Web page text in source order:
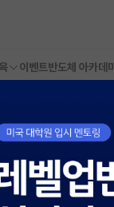
이벤트반도체 아카데미